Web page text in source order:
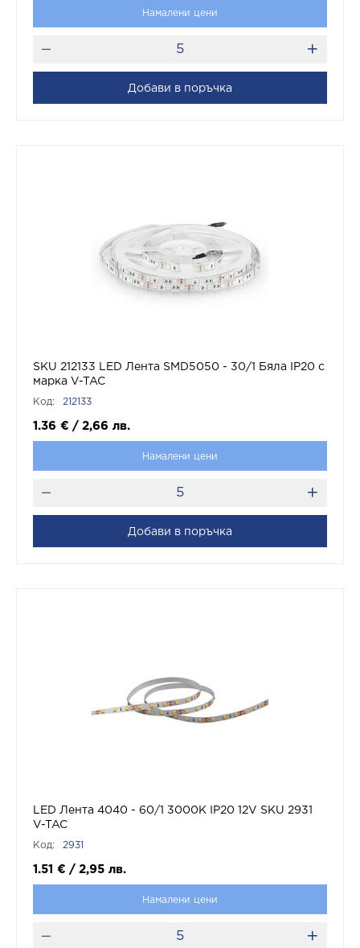
Намалени цени
Добави в поръчка
SKU 212133 LED Лента SMD5050 - 30/1 Бяла IP20 с
марка V-TAC
Код: 212133
1.36 € / 2,66 лв.
Намалени цени
Добави в поръчка
LED Лента 4040 - 60/1 3000K IP20 12V SKU 2931
V-TAC
Код: 2931
1.51 € / 2,95 лв.
Намалени цени